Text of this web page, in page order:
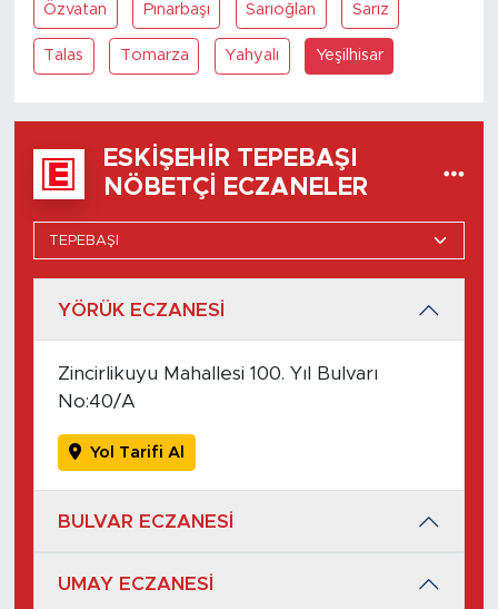
Özvatan Pınarbaşı Sarıoğlan Sarız
Talas Tomarza Yahyalı Yeşilhisar
ESKIŞEHIR TEPEBAŞI
NÖBETÇI ECZANELER
YÖRÜK ECZANESİ
Zincirlikuyu Mahallesi 100. Yıl Bulvarı
No:40/A
Yol Tarifi Al
BULVAR ECZANESİ
UMAY ECZANESİ